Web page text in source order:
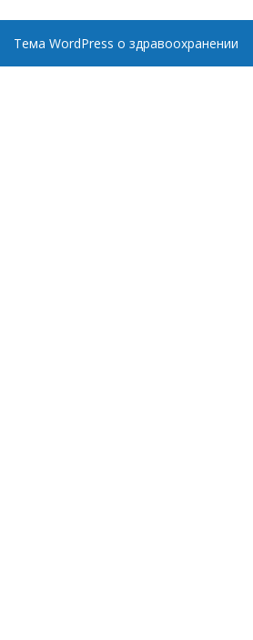
Тема WordPress о здравоохранении